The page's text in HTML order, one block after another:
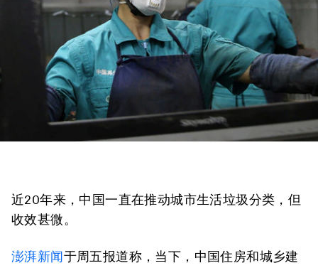
近20年来，中国一直在推动城市生活垃圾分类，但
收效甚微。
澎湃新闻于周五报道称，当下，中国住房和城乡建